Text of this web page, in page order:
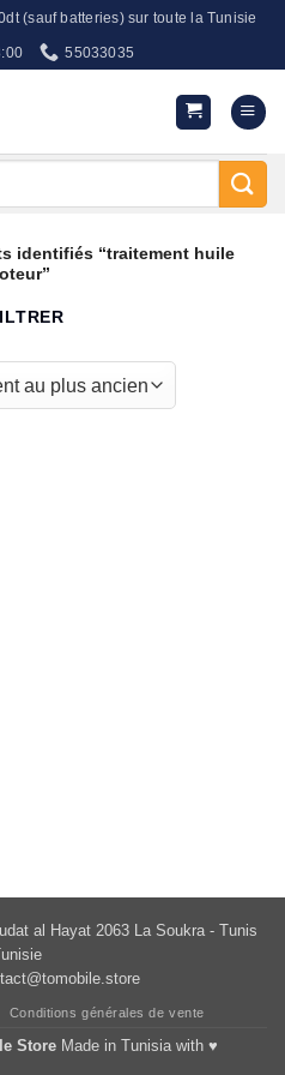
(sauf batteries) sur toute la Tunisie
55033035
identifiés “traitement huile
al Hayat 2063 La Soukra - Tunis
Conditions générales de vente
StoreMade in Tunisia with ♥